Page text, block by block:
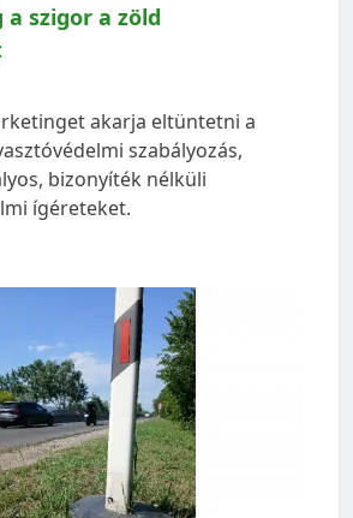
szigor a zöld
akarja eltüntetni a
szabályozás,
bizonyíték nélküli
ígéreteket.